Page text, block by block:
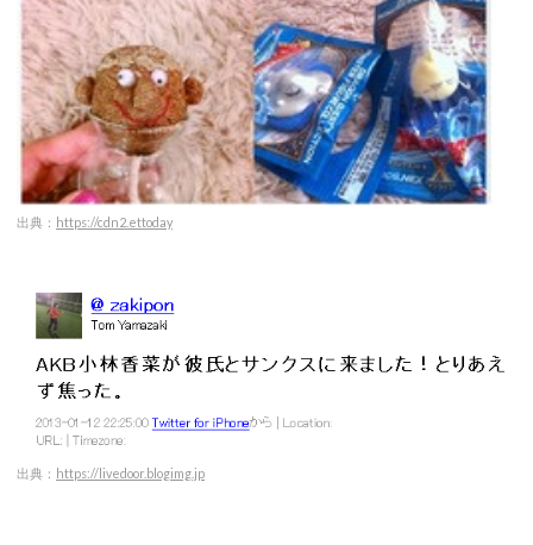
出典： https://cdn2.ettoday
出典： https://livedoor.blogimg.jp